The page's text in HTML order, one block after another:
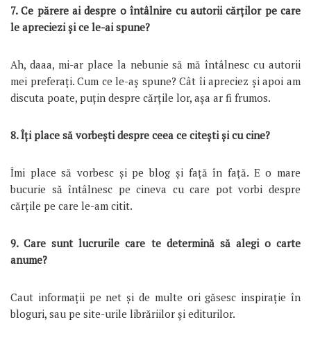
7. Ce părere ai despre o întâlnire cu autorii cărţilor pe care
le apreciezi şi ce le-ai spune?
Ah, daaa, mi-ar place la nebunie să mă întâlnesc cu autorii
mei preferați. Cum ce le-aș spune? Cât îi apreciez și apoi am
discuta poate, puțin despre cărțile lor, așa ar fi frumos.
8. Îţi place să vorbeşti despre ceea ce citeşti şi cu cine?
Îmi place să vorbesc și pe blog și față în față. E o mare
bucurie să întâlnesc pe cineva cu care pot vorbi despre
cărțile pe care le-am citit.
9. Care sunt lucrurile care te determină să alegi o carte
anume?
Caut informații pe net și de multe ori găsesc inspirație în
bloguri, sau pe site-urile librăriilor și editurilor.